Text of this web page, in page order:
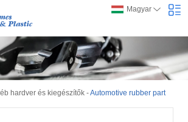
Magyar
hardver és kiegészítők -Automotive rubber part